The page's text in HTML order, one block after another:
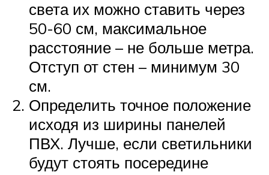
света их можно ставить через
50-60 см, максимальное
расстояние – не больше метра.
Отступ от стен – минимум 30
см.
Определить точное положение
исходя из ширины панелей
ПВХ. Лучше, если светильники
будут стоять посередине